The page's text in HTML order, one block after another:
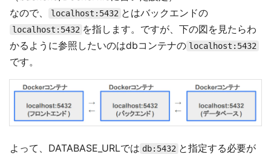
なので、
localhost:5432 とはバックエンドの
localhost:5432 を指します。ですが、下の図を見たらわ
かるように参照したいのはdbコンテナの localhost:5432
です。
よって、DATABASE_URLでは db:5432 と指定する必要が